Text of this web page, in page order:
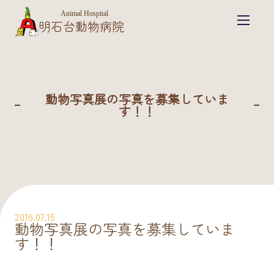
Animal Hospital
明石台動物病院
動物写真展の写真を募集していま
す！！
2016.07.15
動物写真展の写真を募集していま
す！！